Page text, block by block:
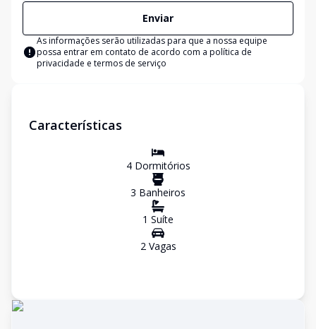
Enviar
As informações serão utilizadas para que a nossa equipe
possa entrar em contato de acordo com a política de
privacidade e termos de serviço
Características
4Dormitórios
3 Banheiros
1 Suíte
2Vagas